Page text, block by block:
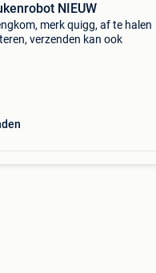
handmixer + keukenrobot NIEUW
merk quigg, af te halen
verzenden kan ook